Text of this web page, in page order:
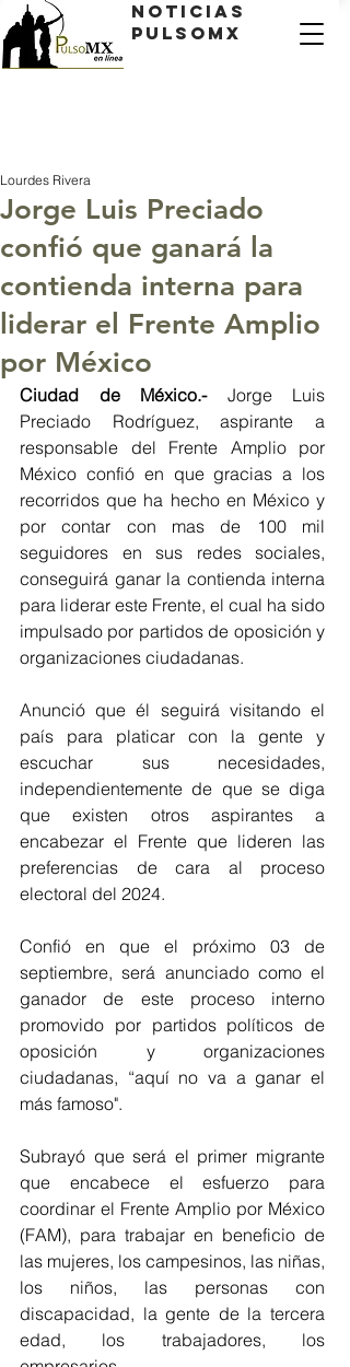
Noticias
PulsoMX
Jorge Luis Preciado
confió que ganará la
contienda interna para
liderar el Frente Amplio
por México
Lourdes Rivera
Ciudad de México.- Jorge Luis
Preciado Rodríguez, aspirante a
responsable del Frente Amplio por
México confió en que gracias a los
recorridos que ha hecho en México y
por contar con mas de 100 mil
seguidores en sus redes sociales,
conseguirá ganar la contienda interna
para liderar este Frente, el cual ha sido
impulsado por partidos de oposición y
organizaciones ciudadanas.
Anunció que él seguirá visitando el
país para platicar con la gente y
escuchar sus necesidades,
independientemente de que se diga
que existen otros aspirantes a
encabezar el Frente que lideren las
preferencias de cara al proceso
electoral del 2024.
Confió en que el próximo 03 de
septiembre, será anunciado como el
ganador de este proceso interno
promovido por partidos políticos de
oposición y organizaciones
ciudadanas, “aquí no va a ganar el
más famoso".
Subrayó que será el primer migrante
que encabece el esfuerzo para
coordinar el Frente Amplio por México
(FAM), para trabajar en beneficio de
las mujeres, los campesinos, las niñas,
los niños, las personas con
discapacidad, la gente de la tercera
edad, los trabajadores, los